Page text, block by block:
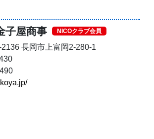
子屋商事 NICOクラブ会員
2136 長岡市上富岡2-280-1